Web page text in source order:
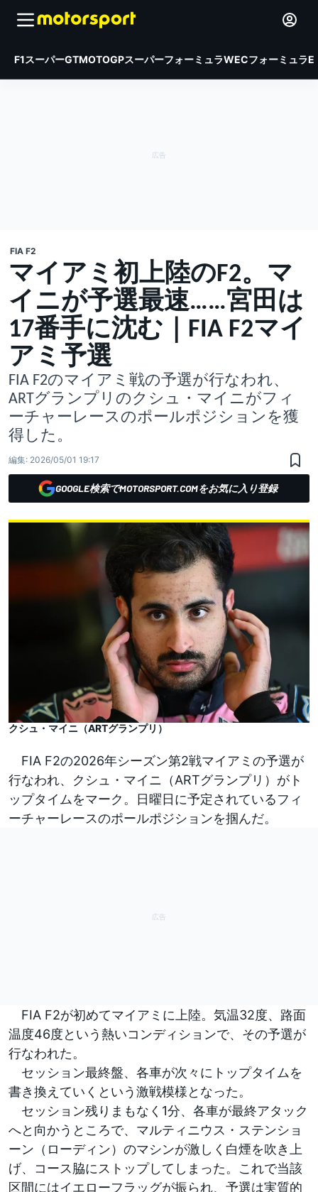
F1スーパーGTMOTOGPスーパーフォーミュラWECフォーミュラE
FIA F2
マイアミ初上陸のF2。マ
イニが予選最速……宮田は
17番手に沈む｜FIA F2マイ
アミ予選
FIA F2のマイアミ戦の予選が行なわれ、
ARTグランプリのクシュ・マイニがフィ
ーチャーレースのポールポジションを獲
得した。
編集: 2026/05/01 19:17
GOOGLE検索でMOTORSPORT.COMをお気に入り登録
クシュ・マイニ（ARTグランプリ）
FIA F2の2026年シーズン第2戦マイアミの予選が
行なわれ、クシュ・マイニ（ARTグランプリ）がト
ップタイムをマーク。日曜日に予定されているフィ
ーチャーレースのポールポジションを掴んだ。
FIA F2が初めてマイアミに上陸。気温32度、路面
温度46度という熱いコンディションで、その予選が
行なわれた。
セッション最終盤、各車が次々にトップタイムを
書き換えていくという激戦模様となった。
セッション残りまもなく1分、各車が最終アタック
へと向かうところで、マルティニウス・ステンショ
ーン（ローディン）のマシンが激しく白煙を吹き上
げ、コース脇にストップしてしまった。これで当該
区間にはイエローフラッグが振られ、予選は実質的